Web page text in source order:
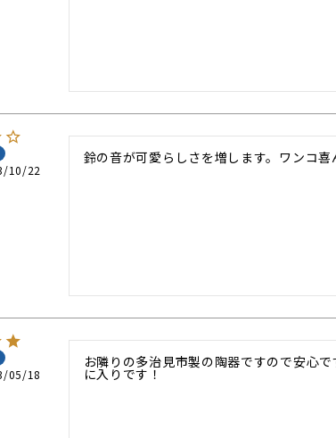
10/22
鈴の音が可愛らしさを増します。ワンコ喜
05/18
お隣りの多治見市製の陶器ですので安心
に入りです！